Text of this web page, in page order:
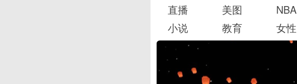
直播
美图 NBA
小说
教育 女性